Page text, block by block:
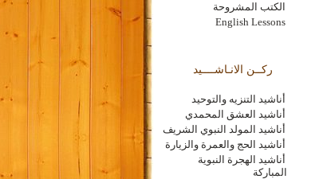
الكتب المشروحة
English Lessons
ركــن الانـاشــــيد
أناشيد التنزيه والتوحيد
أناشيد العشق المحمدي
أناشيد المولد النبوي الشريف
أناشيد الحج والعمرة والزيارة
أناشيد الهجرة النبوية
المباركة